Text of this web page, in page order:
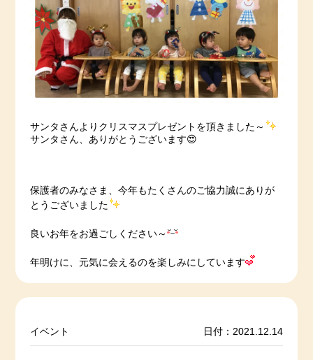
サンタさんよりクリスマスプレゼントを頂きました～
サンタさん、ありがとうございます😍
保護者のみなさま、今年もたくさんのご協力誠にありが
とうございました
良いお年をお過ごしください～
年明けに、元気に会えるのを楽しみにしています
イベント 日付：2021.12.14